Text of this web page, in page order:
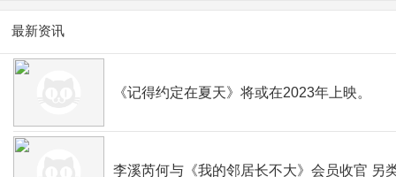
最新资讯
《记得约定在夏天》将或在2023年上映。
李溪芮何与《我的邻居长不大》会员收官 另